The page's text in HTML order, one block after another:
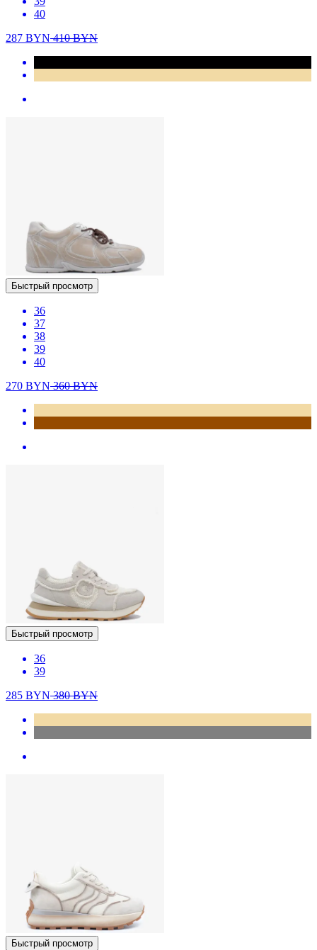
40
287 BYN410BYN
Быстрый просмотр
36
37
38
39
40
270 BYN360BYN
Быстрый просмотр
36
39
285 BYN380BYN
Быстрый просмотр